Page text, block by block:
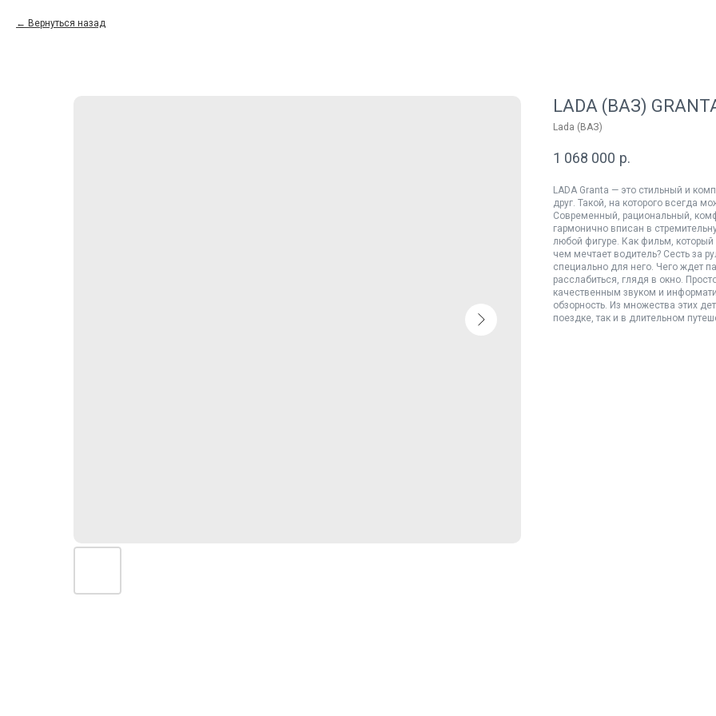
Вернуться назад
LADA (ВАЗ)
Lada (ВАЗ)
1 068 000 р.
LADA Granta — это стильный и
друг. Такой, на которого всегда
Современный, рациональный,
гармонично вписан в
любой фигуре. Как фильм,
чем мечтает водитель? Сесть за
специально для него. Чего ждет
расслабиться, глядя в окно.
качественным звуком и
обзорность. Из множества этих
поездке, так и в длительном